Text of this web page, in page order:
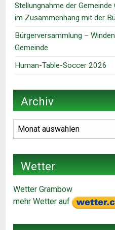
Stellungnahme der
im Zusammenhang mit der
Bürgerversammlung –
Gemeinde
Human-Table-Soccer 2026
Archiv
Archiv
Wetter
Wetter Grambow
mehr Wetter auf